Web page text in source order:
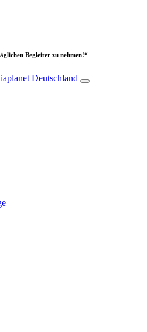
Begleiter zu nehmen!“
Deutschland